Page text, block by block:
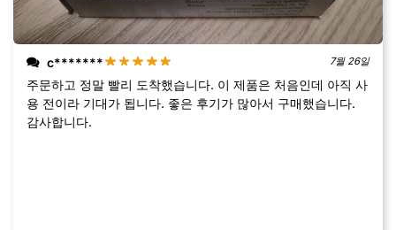
c******* 7월 26일
주문하고 정말 빨리 도착했습니다. 이 제품은 처음인데 아직 사
용 전이라 기대가 됩니다. 좋은 후기가 많아서 구매했습니다.
감사합니다.